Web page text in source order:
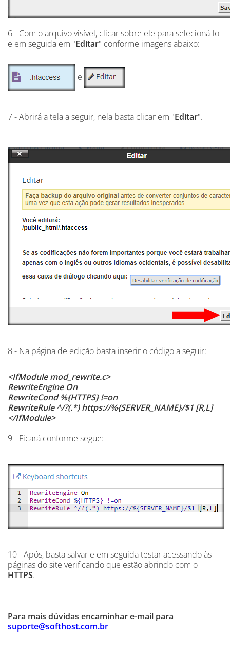
6 - Com o arquivo visível, clicar sobre ele para selecioná-lo
e em seguida em "Editar" conforme imagens abaixo:
e
7 - Abrirá a tela a seguir, nela basta clicar em "Editar".
8 - Na página de edição basta inserir o código a seguir:
<IfModule mod_rewrite.c>
RewriteEngine On
RewriteCond %{HTTPS} !=on
RewriteRule ^/?(.*) https://%{SERVER_NAME}/$1 [R,L]
</IfModule>
9 - Ficará conforme segue:
10 - Após, basta salvar e em seguida testar acessando às
páginas do site verificando que estão abrindo com o
HTTPS.
Para mais dúvidas encaminhar e-mail para
suporte@softhost.com.br